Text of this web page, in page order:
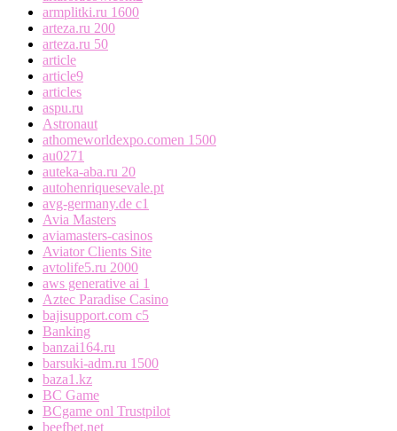
armplitki.ru 1600
arteza.ru 200
arteza.ru 50
article
article9
articles
aspu.ru
Astronaut
athomeworldexpo.comen 1500
au0271
auteka-aba.ru 20
autohenriquesevale.pt
avg-germany.de c1
Avia Masters
aviamasters-casinos
Aviator Clients Site
avtolife5.ru 2000
aws generative ai 1
Aztec Paradise Casino
bajisupport.com c5
Banking
banzai164.ru
barsuki-adm.ru 1500
baza1.kz
BC Game
BCgame onl Trustpilot
beefbet.net